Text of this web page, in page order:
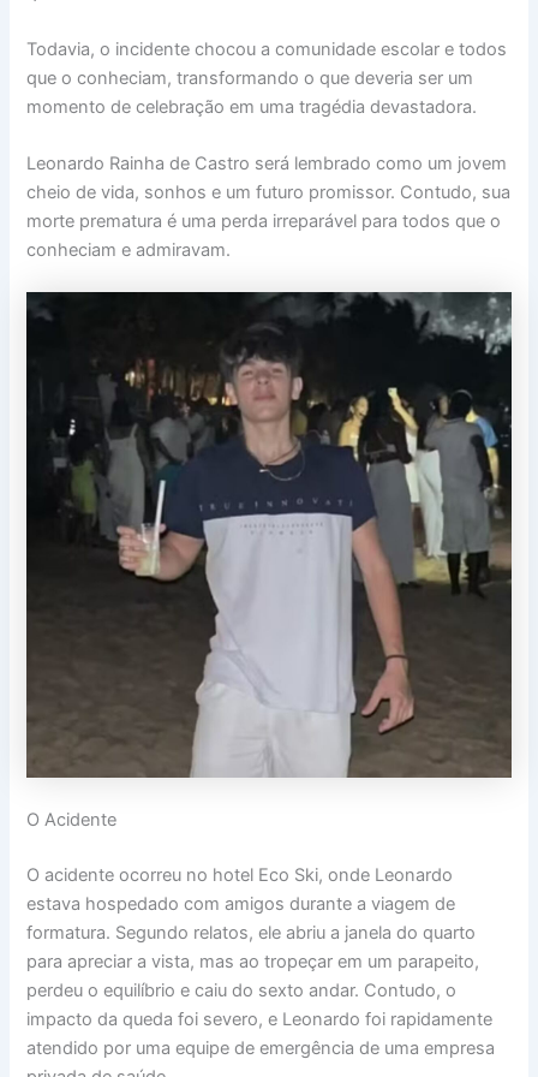
Todavia, o incidente chocou a comunidade escolar e todos
que o conheciam, transformando o que deveria ser um
momento de celebração em uma tragédia devastadora.
Leonardo Rainha de Castro será lembrado como um jovem
cheio de vida, sonhos e um futuro promissor. Contudo, sua
morte prematura é uma perda irreparável para todos que o
conheciam e admiravam.
O Acidente
O acidente ocorreu no hotel Eco Ski, onde Leonardo
estava hospedado com amigos durante a viagem de
formatura. Segundo relatos, ele abriu a janela do quarto
para apreciar a vista, mas ao tropeçar em um parapeito,
perdeu o equilíbrio e caiu do sexto andar. Contudo, o
impacto da queda foi severo, e Leonardo foi rapidamente
atendido por uma equipe de emergência de uma empresa